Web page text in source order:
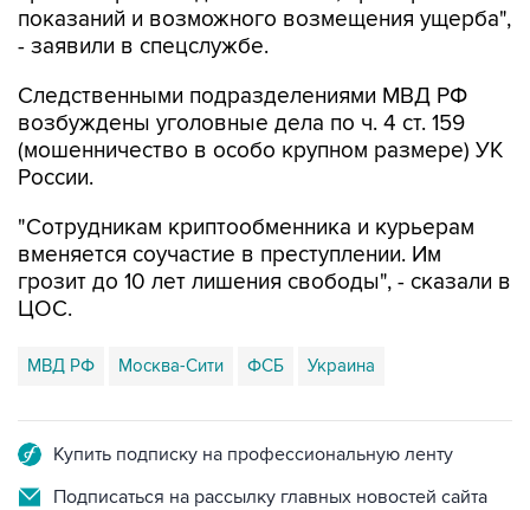
показаний и возможного возмещения ущерба",
- заявили в спецслужбе.
Следственными подразделениями МВД РФ
возбуждены уголовные дела по ч. 4 ст. 159
(мошенничество в особо крупном размере) УК
России.
"Сотрудникам криптообменника и курьерам
вменяется соучастие в преступлении. Им
грозит до 10 лет лишения свободы", - сказали в
ЦОС.
МВД РФ Москва-Сити ФСБ Украина
Купить подписку на профессиональную ленту
Подписаться на рассылку главных новостей сайта